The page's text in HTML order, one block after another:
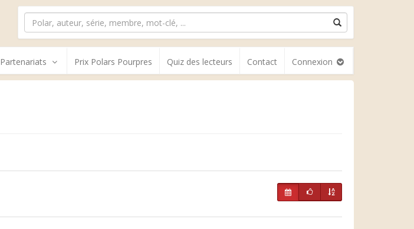
Partenariats Prix Polars Pourpres Quiz des lecteurs Contact Connexion